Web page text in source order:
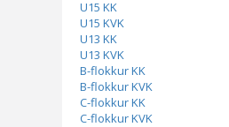
U15 KK
U15 KVK
U13 KK
U13 KVK
B-flokkur KK
B-flokkur KVK
C-flokkur KK
C-flokkur KVK